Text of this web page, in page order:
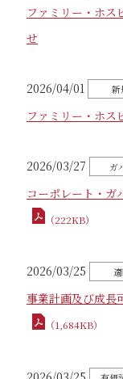
ファミリー・ホ
せ
2026/04/01
ファミリー・ホ
2026/03/27
コーポレート・ガ
（222KB）
2026/03/25
事業計画及び成長
（1,684KB）